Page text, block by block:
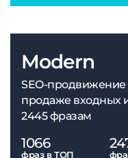
Modern
SEO-продвижение
продаже входных
2445 фразам
1066
фраз в ТОП